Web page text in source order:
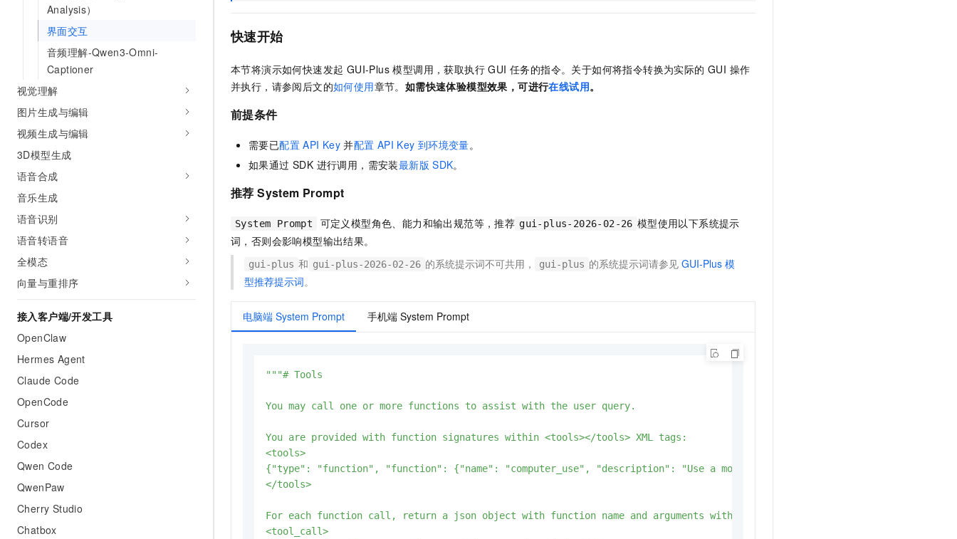
Analysis）
界面交互
音频理解-Qwen3-Omni-
Captioner
视觉理解
图片生成与编辑
视频生成与编辑
3D模型生成
语音合成
音乐生成
语音识别
语音转语音
全模态
向量与重排序
接入客户端/开发工具
OpenClaw
Hermes Agent
Claude Code
OpenCode
Cursor
Codex
Qwen Code
QwenPaw
Cherry Studio
Chatbox
快速开始
本节将演示如何快速发起 GUI-Plus 模型调用，获取执行 GUI 任务的指令。关于如何将指令转换为实际的 GUI 操作
并执行，请参阅后文的如何使用章节。 如需快速体验模型效果，可进行在线试用。
前提条件
需要已配置 API Key 并配置 API Key 到环境变量。
如果通过 SDK 进行调用，需安装最新版 SDK。
推荐 System Prompt
System Prompt 可定义模型角色、能力和输出规范等，推荐 gui-plus-2026-02-26 模型使用以下系统提示
词，否则会影响模型输出结果。
gui-plus 和 gui-plus-2026-02-26 的系统提示词不可共用， gui-plus 的系统提示词请参见 GUI-Plus 模
型推荐提示词。
电脑端 System Prompt 手机端 System Prompt
"""# Tools
You may call one or more functions to assist with the user query.
You are provided with function signatures within <tools></tools> XML tags:
<tools>
{"type": "function", "function": {"name": "computer_use", "description": "Use a mouse and keyboard to interact with
</tools>
For each function call, return a json object with function name and arguments within <tool_call></tool_call> XML tags:
<tool_call>